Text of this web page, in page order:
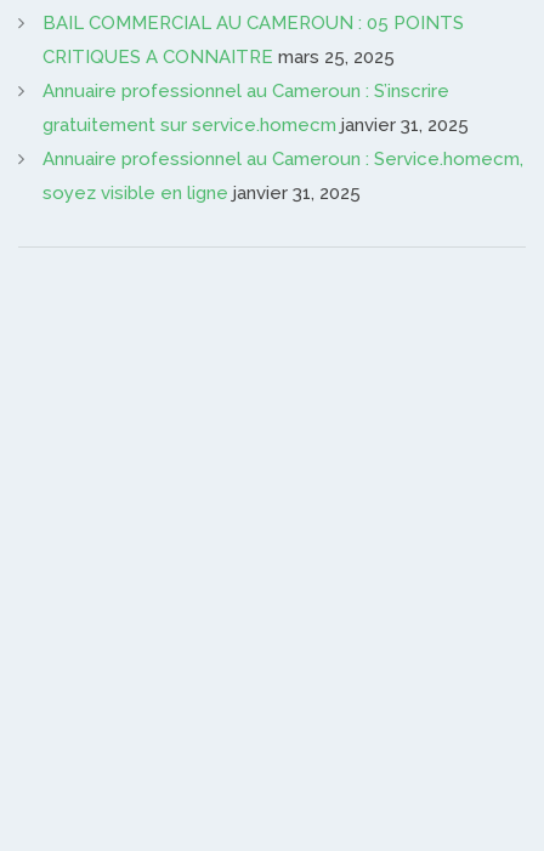
BAIL COMMERCIAL AU CAMEROUN : 05 POINTS
CRITIQUES A CONNAITRE mars 25, 2025
Annuaire professionnel au Cameroun : S’inscrire
gratuitement sur service.homecm janvier 31, 2025
Annuaire professionnel au Cameroun : Service.homecm,
soyez visible en ligne janvier 31, 2025